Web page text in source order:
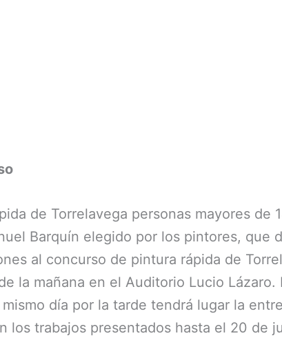
de Torrelavega personas mayores de
Barquín elegido por los pintores, que
al concurso de pintura rápida de
la mañana en el Auditorio Lucio Lázaro.
día por la tarde tendrá lugar la
los trabajos presentados hasta el 20 de